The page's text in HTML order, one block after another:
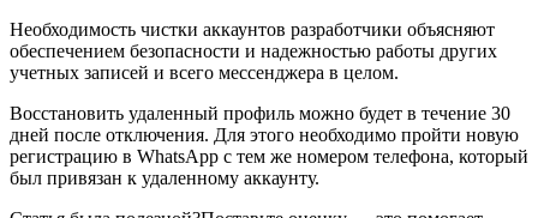
Необходимость чистки аккаунтов разработчики объясняют
обеспечением безопасности и надежностью работы других
учетных записей и всего мессенджера в целом.
Восстановить удаленный профиль можно будет в течение 30
дней после отключения. Для этого необходимо пройти новую
регистрацию в WhatsApp с тем же номером телефона, который
был привязан к удаленному аккаунту.